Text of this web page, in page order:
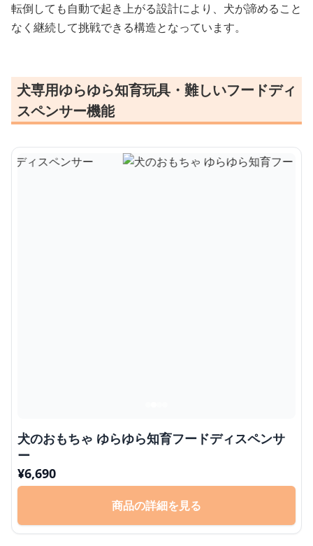
転倒しても自動で起き上がる設計により、犬が諦めること
なく継続して挑戦できる構造となっています。
犬専用ゆらゆら知育玩具・難しいフードディ
スペンサー機能
犬のおもちゃ ゆらゆら知育フードディスペンサ
ー
¥6,690
商品の詳細を見る